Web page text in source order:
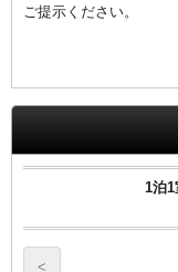
ご提示ください。
･１室につき､１名の証
●高速インターネット
●無料Wi-fi
●プリペードカード式
●全室、洗浄機付トイレ
1泊
<